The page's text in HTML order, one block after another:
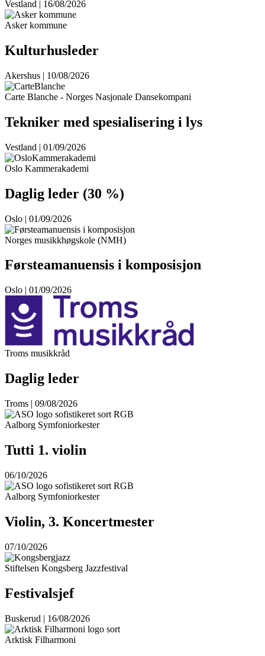
Vestland | 16/08/2026
Asker kommune
Kulturhusleder
Akershus | 10/08/2026
Carte Blanche - Norges Nasjonale Dansekompani
Tekniker med spesialisering i lys
Vestland | 01/09/2026
Oslo Kammerakademi
Daglig leder (30 %)
Oslo | 01/09/2026
Norges musikkhøgskole (NMH)
Førsteamanuensis i komposisjon
Oslo | 01/09/2026
Troms musikkråd
Daglig leder
Troms | 09/08/2026
Aalborg Symfoniorkester
Tutti 1. violin
06/10/2026
Aalborg Symfoniorkester
Violin, 3. Koncertmester
07/10/2026
Stiftelsen Kongsberg Jazzfestival
Festivalsjef
Buskerud | 16/08/2026
Arktisk Filharmoni